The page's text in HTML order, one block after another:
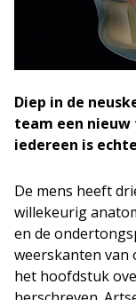
Diep in de
team een
iedereen is
De mens heeft
willekeurig
en de
weerskanten van
het hoofdstuk